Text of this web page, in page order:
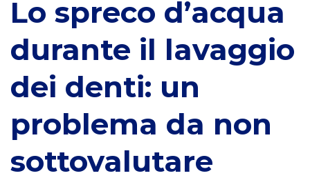
denti:
un
problema
da
non
Lo spreco d’acqua
durante il lavaggio
dei denti: un
problema da non
sottovalutare